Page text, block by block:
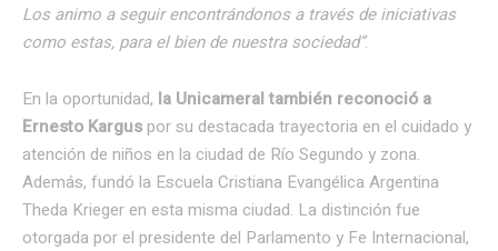
Los animo a seguir encontrándonos a través de iniciativas
como estas, para el bien de nuestra sociedad”.
En la oportunidad, la Unicameral también reconoció a
Ernesto Kargus por su destacada trayectoria en el cuidado y
atención de niños en la ciudad de Río Segundo y zona.
Además, fundó la Escuela Cristiana Evangélica Argentina
Theda Krieger en esta misma ciudad. La distinción fue
otorgada por el presidente del Parlamento y Fe Internacional,